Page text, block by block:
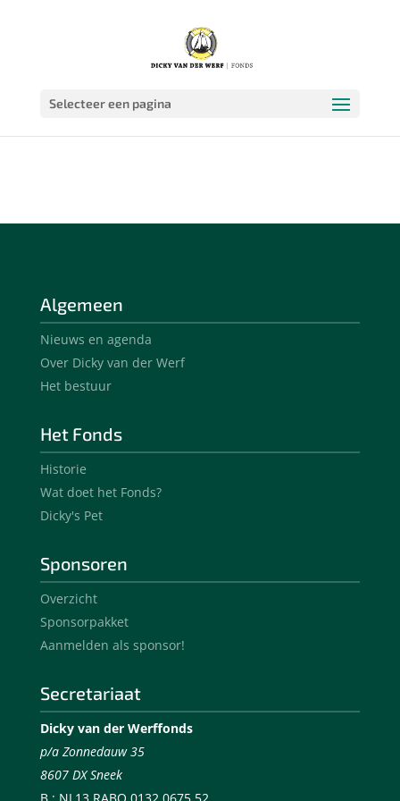
Selecteer een pagina
Algemeen
Nieuws en agenda
Over Dicky van der Werf
Het bestuur
Het Fonds
Historie
Wat doet het Fonds?
Dicky's Pet
Sponsoren
Overzicht
Sponsorpakket
Aanmelden als sponsor!
Secretariaat
Dicky van der Werffonds
p/a Zonnedauw 35
8607 DX Sneek